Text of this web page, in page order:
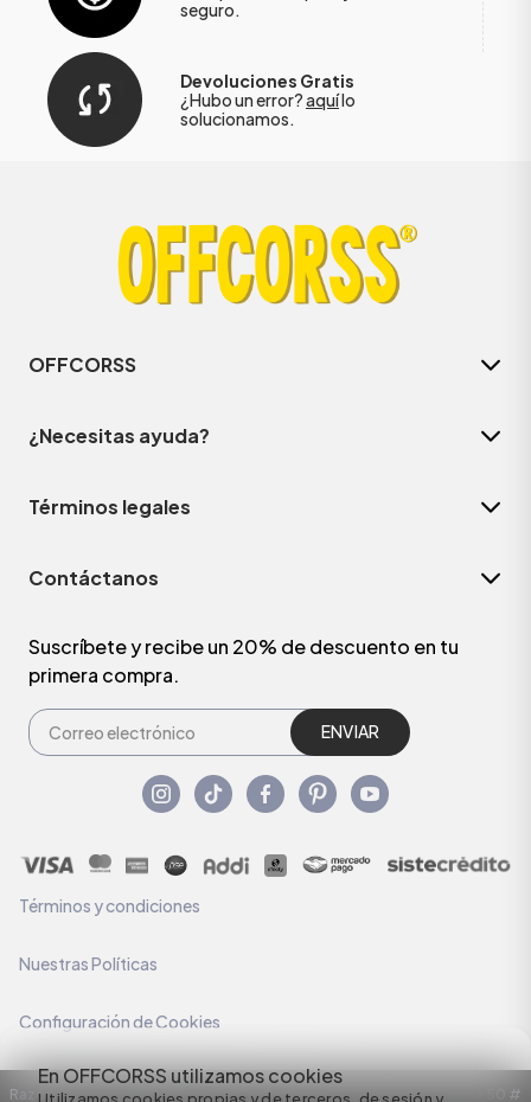
En OFFCORSS utilizamos cookies
seguro.
Devoluciones Gratis
¿Hubo un error?aquílo
solucionamos.
OFFCORSS
¿Necesitas ayuda?
Términos legales
Contáctanos
Suscríbete y recibe un 20% de descuento en tu
primera compra.
ENVIAR
Términos y condiciones
Nuestras Políticas
Configuración de Cookies
Razón Social: C.I HERMECO S.A. NIT: 890924167-6 Dirección: Carrera 50 #